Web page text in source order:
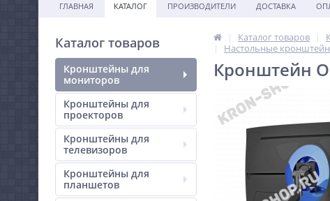
ГЛАВНАЯ КАТАЛОГ ПРОИЗВОДИТЕЛИ ДОСТАВКА
Каталог товаров
Кронштейны для
мониторов
Кронштейны для
проекторов
Кронштейны для
телевизоров
Кронштейны для
планшетов
Каталог товаров
Настольные
Кронштейн